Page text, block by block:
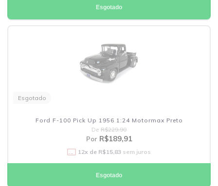
Esgotado
Esgotado
Ford F-100 Pick Up 1956 1:24 Motormax Preto
De R$229,90
Por R$189,91
12x de R$15,83 sem juros
Esgotado